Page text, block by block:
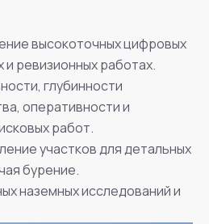
высокоточных цифровых
ревизионных работах.
глубинности
оперативности и
работ.
участков для детальных
бурение.
наземных исследований и